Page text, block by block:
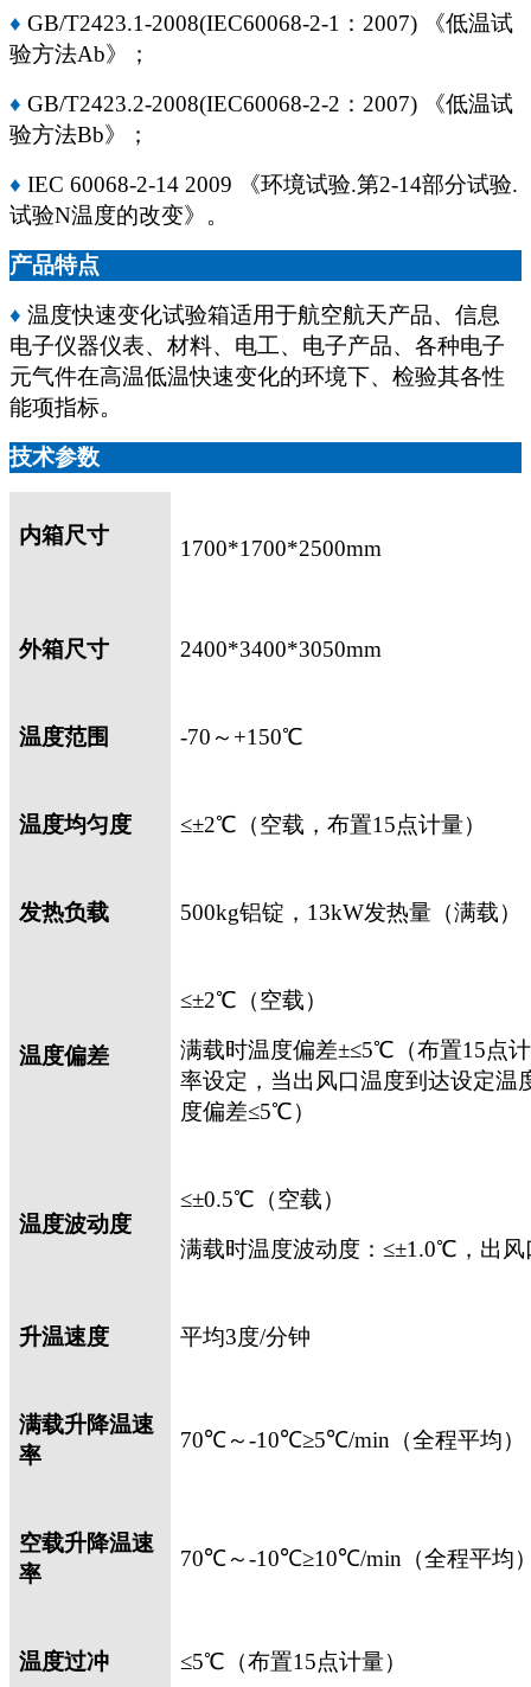
♦ GB/T2423.1-2008(IEC60068-2-1 ： 2007)
《低温试
验方法Ab》；
♦ GB/T2423.2-2008(IEC60068-2-2 ： 2007)
《低温试
验方法Bb》；
♦ IEC 60068-2-14 2009 《环境试验.第2-14部分试验.
试验N温度的改变》。
产品特点
♦ 温度快速变化试验箱适用于航空航天产品、信息
电子仪器仪表、材料、电工、电子产品、各种电子
元气件在高温低温快速变化的环境下、检验其各性
能项指标。
技术参数
内箱尺寸
1700*1700*2500mm
外箱尺寸 2400*3400*3050mm
温度范围 -70 ～ +150℃
温度均匀度 ≤±2℃（空载，布置15点计量）
发热负载 500kg铝锭， 13kW发热量（满载）
温度偏差
≤±2℃（空载）
满载时温度偏差±≤5℃（布置15点
率设定，当出风口温度到达设定温
度偏差≤5℃）
温度波动度
≤±0.5℃（空载）
满载时温度波动度：≤±1.0℃，出风
升温速度 平均3度/分钟
满载升降温速
率
70℃～-10℃≥5℃/min （全程平均
空载升降温速
率
70℃～-10℃≥10℃/min （全程平均
温度过冲 ≤5℃（布置15点计量）